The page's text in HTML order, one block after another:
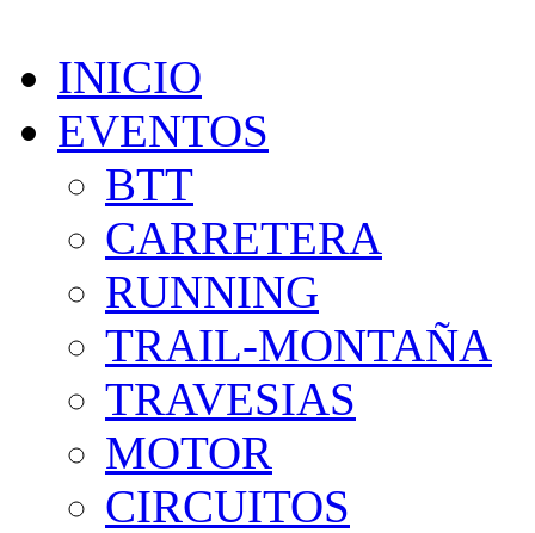
INICIO
EVENTOS
BTT
CARRETERA
RUNNING
TRAIL-MONTAÑA
TRAVESIAS
MOTOR
CIRCUITOS